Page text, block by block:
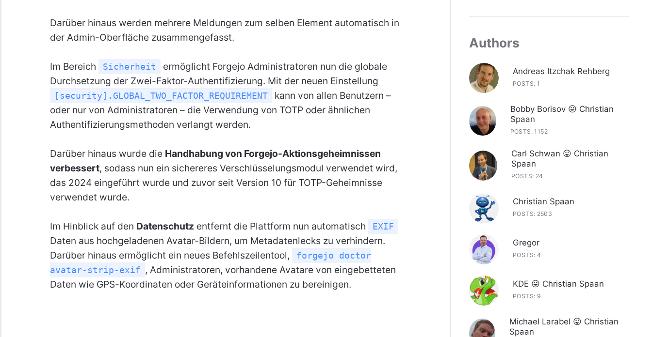
Darüber hinaus werden mehrere Meldungen zum selben Element automatisch in
der Admin-Oberfläche zusammengefasst.
Im Bereich Sicherheit
ermöglicht Forgejo Administratoren nun die globale
Durchsetzung der Zwei-Faktor-Authentifizierung. Mit der neuen Einstellung
[security].GLOBAL_TWO_FACTOR_REQUIREMENT
kann von allen Benutzern –
oder nur von Administratoren – die Verwendung von TOTP oder ähnlichen
Authentifizierungsmethoden verlangt werden.
Darüber hinaus wurde die Handhabung von Forgejo-Aktionsgeheimnissen
verbessert, sodass nun ein sichereres Verschlüsselungsmodul verwendet wird,
das 2024 eingeführt wurde und zuvor seit Version 10 für TOTP-Geheimnisse
verwendet wurde.
Im Hinblick auf den Datenschutz entfernt die Plattform nun automatisch EXIF
Daten aus hochgeladenen Avatar-Bildern, um Metadatenlecks zu verhindern.
Darüber hinaus ermöglicht ein neues Befehlszeilentool,
forgejo doctor
avatar-strip-exif , Administratoren, vorhandene Avatare von eingebetteten
Daten wie GPS-Koordinaten oder Geräteinformationen zu bereinigen.
Authors
Andreas Itzchak Rehberg
POSTS: 1
Bobby Borisov 😛 Christian
Spaan
POSTS: 1152
Carl Schwan 😛 Christian
Spaan
POSTS: 24
Christian Spaan
POSTS: 2503
Gregor
POSTS: 4
KDE 😛 Christian Spaan
POSTS: 9
Michael Larabel 😛 Christian
Spaan